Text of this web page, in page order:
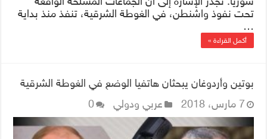
تحت نفوذ واشنطن، في الغوطة الشرقية، تنفذ منذ بداية
…
أكمل القراءة »
بوتين وأردوغان يبحثان هاتفيا الوضع في الغوطة الشرقية
7 مارس، 2018
عربي ودولي 0